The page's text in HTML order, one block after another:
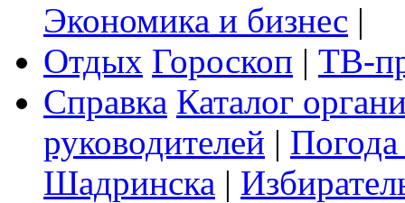
Экономика и бизнес |
Отдых Гороскоп | ТВ-
Справка Каталог
руководителей |
Шадринска |